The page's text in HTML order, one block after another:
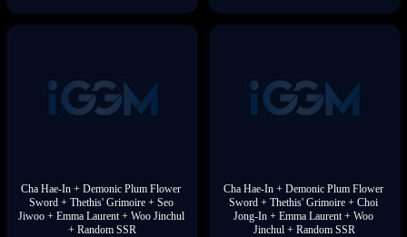
Cha Hae-In + Demonic Plum Flower
Sword + Thethis' Grimoire + Seo
Jiwoo + Emma Laurent + Woo Jinchul
+ Random SSR
Cha Hae-In + Demonic Plum Flower
Sword + Thethis' Grimoire + Choi
Jong-In + Emma Laurent + Woo
Jinchul + Random SSR